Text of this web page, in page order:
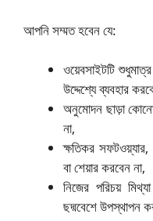
আপনি সম্মত হবেন যে:
ওয়েবসাইটটি
উদ্দেশ্যে ব্যবহার
অনুমোদন ছাড়া কোনো
না,
ক্ষতিকর
বা শেয়ার করবেন না,
নিজের পরিচয়
ছদ্মবেশে উপস্থাপন